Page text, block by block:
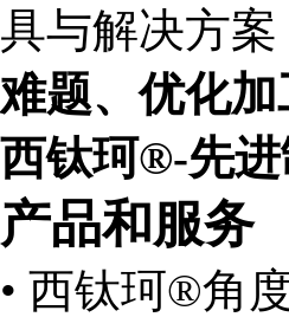
具与解决方案
难题、优化
西钛珂®-先
产品和服务
• 西钛珂®角